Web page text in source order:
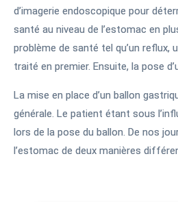
d’imagerie endoscopique pour
santé au niveau de l’estomac en
problème de santé tel qu’un
traité en premier. Ensuite, la pose
La mise en place d’un ballon
générale. Le patient étant sous
lors de la pose du ballon. De nos
l’estomac de deux manières